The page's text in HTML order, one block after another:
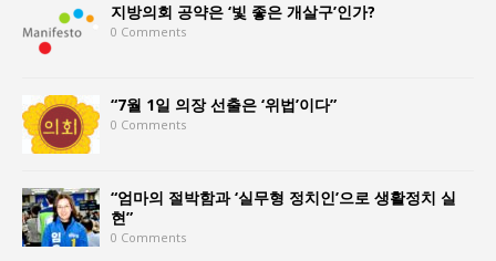
지방의회 공약은 ‘빛 좋은 개살구’인가?
0 Comments
“7월 1일 의장 선출은 ‘위법’이다”
0 Comments
“엄마의 절박함과 ‘실무형 정치인’으로 생활정치 실
현”
0 Comments